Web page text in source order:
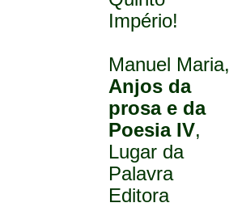
Império!
Manuel Maria,
Anjos da
prosa e da
Poesia IV,
Lugar da
Palavra
Editora